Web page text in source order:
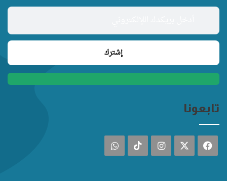
تابعونا
فيسبوك انستقرام ‫TikTokواتساب